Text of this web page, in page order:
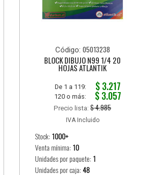
Código: 05013238
BLOCK DIBUJO N99 1/4 20
HOJAS ATLANTIK
De 1 a 119: $ 3.217
120 o más: $ 3.057
Precio lista:$ 4.985
IVA Incluido
Stock: 1000+
Venta mínima: 10
Unidades por paquete: 1
Unidades por caja: 48